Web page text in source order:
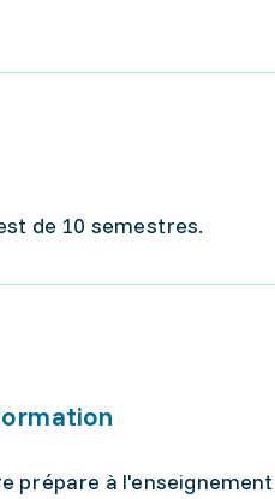
de 10 semestres.
prépare à